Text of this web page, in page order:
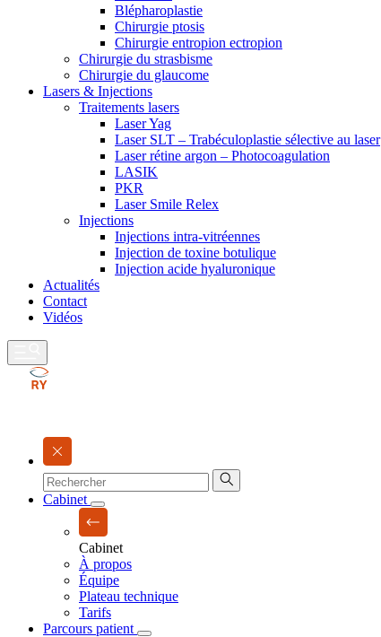
Blépharoplastie
Chirurgie ptosis
Chirurgie entropion ectropion
Chirurgie du strasbisme
Chirurgie du glaucome
Lasers & Injections
Traitements lasers
Laser Yag
Laser SLT – Trabéculoplastie sélective au laser
Laser rétine argon – Photocoagulation
LASIK
PKR
Laser Smile Relex
Injections
Injections intra-vitréennes
Injection de toxine botulique
Injection acide hyaluronique
Actualités
Contact
Vidéos
Cabinet
Cabinet
À propos
Équipe
Plateau technique
Tarifs
Parcours patient